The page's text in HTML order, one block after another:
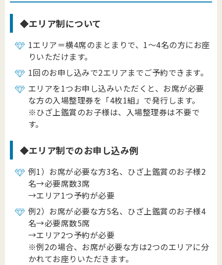
◆エリア制について
1エリア＝横4席のまとまりで、1～4名の方にお座
りいただけます。
1回のお申し込みで2エリアまでご予約できます。
エリアを1つお申し込みいただくと、お席が必要
な方の入場整理券を「4枚1組」で発行します。
※ひざ上鑑賞のお子様は、入場整理券は不要で
す。
◆エリア制でのお申し込み例
例1）お席が必要な方3名、ひざ上鑑賞のお子様2
名→必要席数3席
→エリア1つ予約が必要
例2）お席が必要な方5名、ひざ上鑑賞のお子様4
名→必要席数5席
→エリア2つ予約が必要
※例2の場合、お席が必要な方は2つのエリアに分
かれてお座りいただきます。